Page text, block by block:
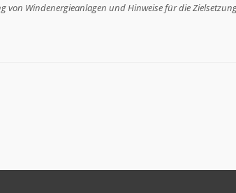
von Windenergieanlagen und Hinweise für die